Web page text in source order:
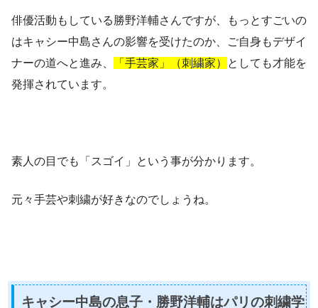
俳優活動もしている勝野洋輔さんですが、もっとすごいの
はキャシー中島さんの影響を受けたのか、ご自身もデザイ
ナーの道へと進み、
「手芸家」（刺繍家）
としても才能を
発揮されています。
素人の目でも「スゴイ」という事が分かります。
元々手芸や刺繍が好きなのでしょうね。
キャシー中島の息子・勝野洋輔はパリの刺繍学